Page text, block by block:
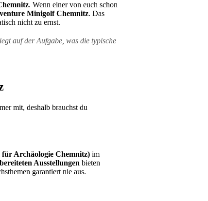
. Wenn einer von euch schon
Minigolf Chemnitz. Das
nicht zu ernst.
auf der Aufgabe, was die typische
mit, deshalb brauchst du
für Archäologie Chemnitz) im
Ausstellungen bieten
garantiert nie aus.